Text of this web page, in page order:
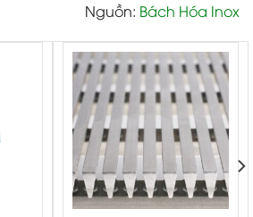
Nguồn: Bách Hóa Inox